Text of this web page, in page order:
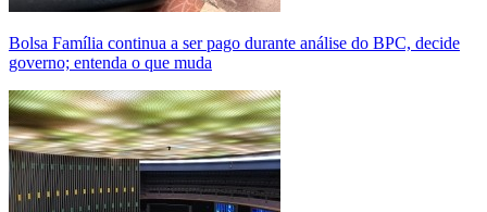
Bolsa Família continua a ser pago durante análise do BPC, decide
governo; entenda o que muda